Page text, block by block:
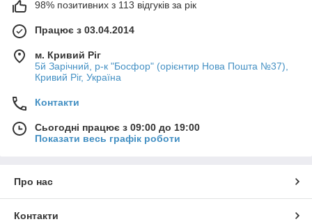
98% позитивних з 113 відгуків за рік
Працює з 03.04.2014
м. Кривий Ріг
5й Зарічний, р-к "Босфор" (орієнтир Нова Пошта №37),
Кривий Ріг, Україна
Контакти
Сьогодні працює з 09:00 до 19:00
Показати весь графік роботи
Про нас
Контакти